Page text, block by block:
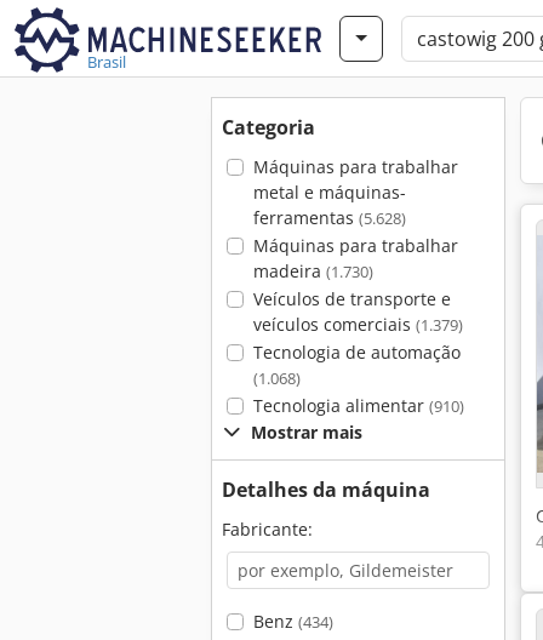
Brasil
Categoria
Máquinas para trabalhar
metal e máquinas-
ferramentas (5.628)
Máquinas para trabalhar
madeira (1.730)
Veículos de transporte e
veículos comerciais (1.379)
Tecnologia de automação
(1.068)
Tecnologia alimentar (910)
Mostrar mais
Detalhes da máquina
Fabricante:
Benz (434)